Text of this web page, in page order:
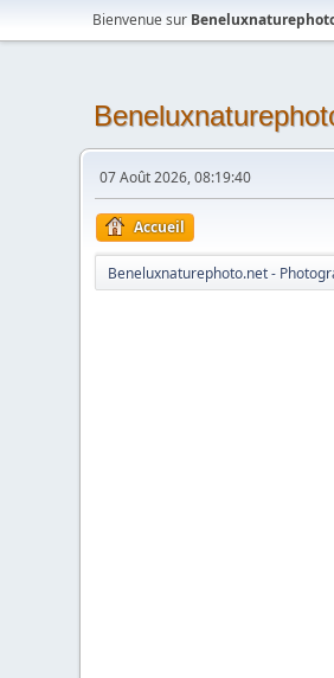
Bienvenue sur
07 Août 2026, 08:19:40
Accueil
Beneluxnaturephoto.net -